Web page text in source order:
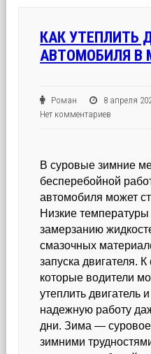
КАК УТЕПЛИТЬ
АВТОМОБИЛЯ В
Роман 8 апреля
Нет комментариев
В суровые зимние
бесперебойной
автомобиля может
Низкие температуры
замерзанию
смазочных
запуска двигателя.
которые водители
утеплить двигатель
надежную работу
дни. Зима —
зимними